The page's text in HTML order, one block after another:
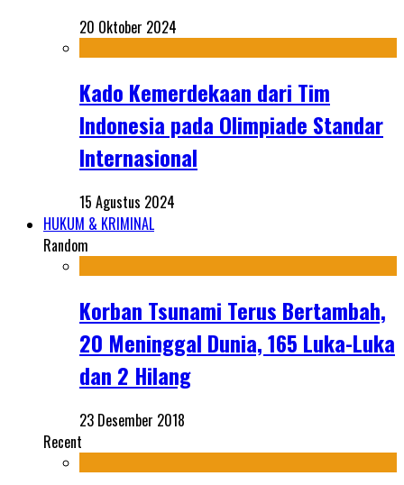
20 Oktober 2024
Kado Kemerdekaan dari Tim
Indonesia pada Olimpiade Standar
Internasional
15 Agustus 2024
HUKUM & KRIMINAL
Random
Korban Tsunami Terus Bertambah,
20 Meninggal Dunia, 165 Luka-Luka
dan 2 Hilang
23 Desember 2018
Recent